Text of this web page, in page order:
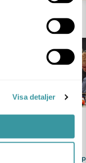
Visa detaljer
LEGO-dröm
Vissa bygger sandslott